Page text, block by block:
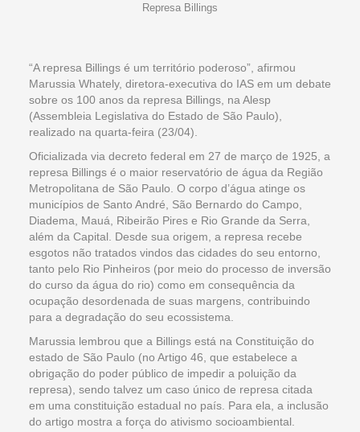
Represa Billings
“A represa Billings é um território poderoso”, afirmou
Marussia Whately, diretora-executiva do IAS em um debate
sobre os 100 anos da represa Billings, na Alesp
(Assembleia Legislativa do Estado de São Paulo),
realizado na quarta-feira (23/04).
Oficializada via decreto federal em 27 de março de 1925, a
represa Billings é o maior reservatório de água da Região
Metropolitana de São Paulo. O corpo d’água atinge os
municípios de Santo André, São Bernardo do Campo,
Diadema, Mauá, Ribeirão Pires e Rio Grande da Serra,
além da Capital. Desde sua origem, a represa recebe
esgotos não tratados vindos das cidades do seu entorno,
tanto pelo Rio Pinheiros (por meio do processo de inversão
do curso da água do rio) como em consequência da
ocupação desordenada de suas margens, contribuindo
para a degradação do seu ecossistema.
Marussia lembrou que a Billings está na Constituição do
estado de São Paulo (no Artigo 46, que estabelece a
obrigação do poder público de impedir a poluição da
represa), sendo talvez um caso único de represa citada
em uma constituição estadual no país. Para ela, a inclusão
do artigo mostra a força do ativismo socioambiental.